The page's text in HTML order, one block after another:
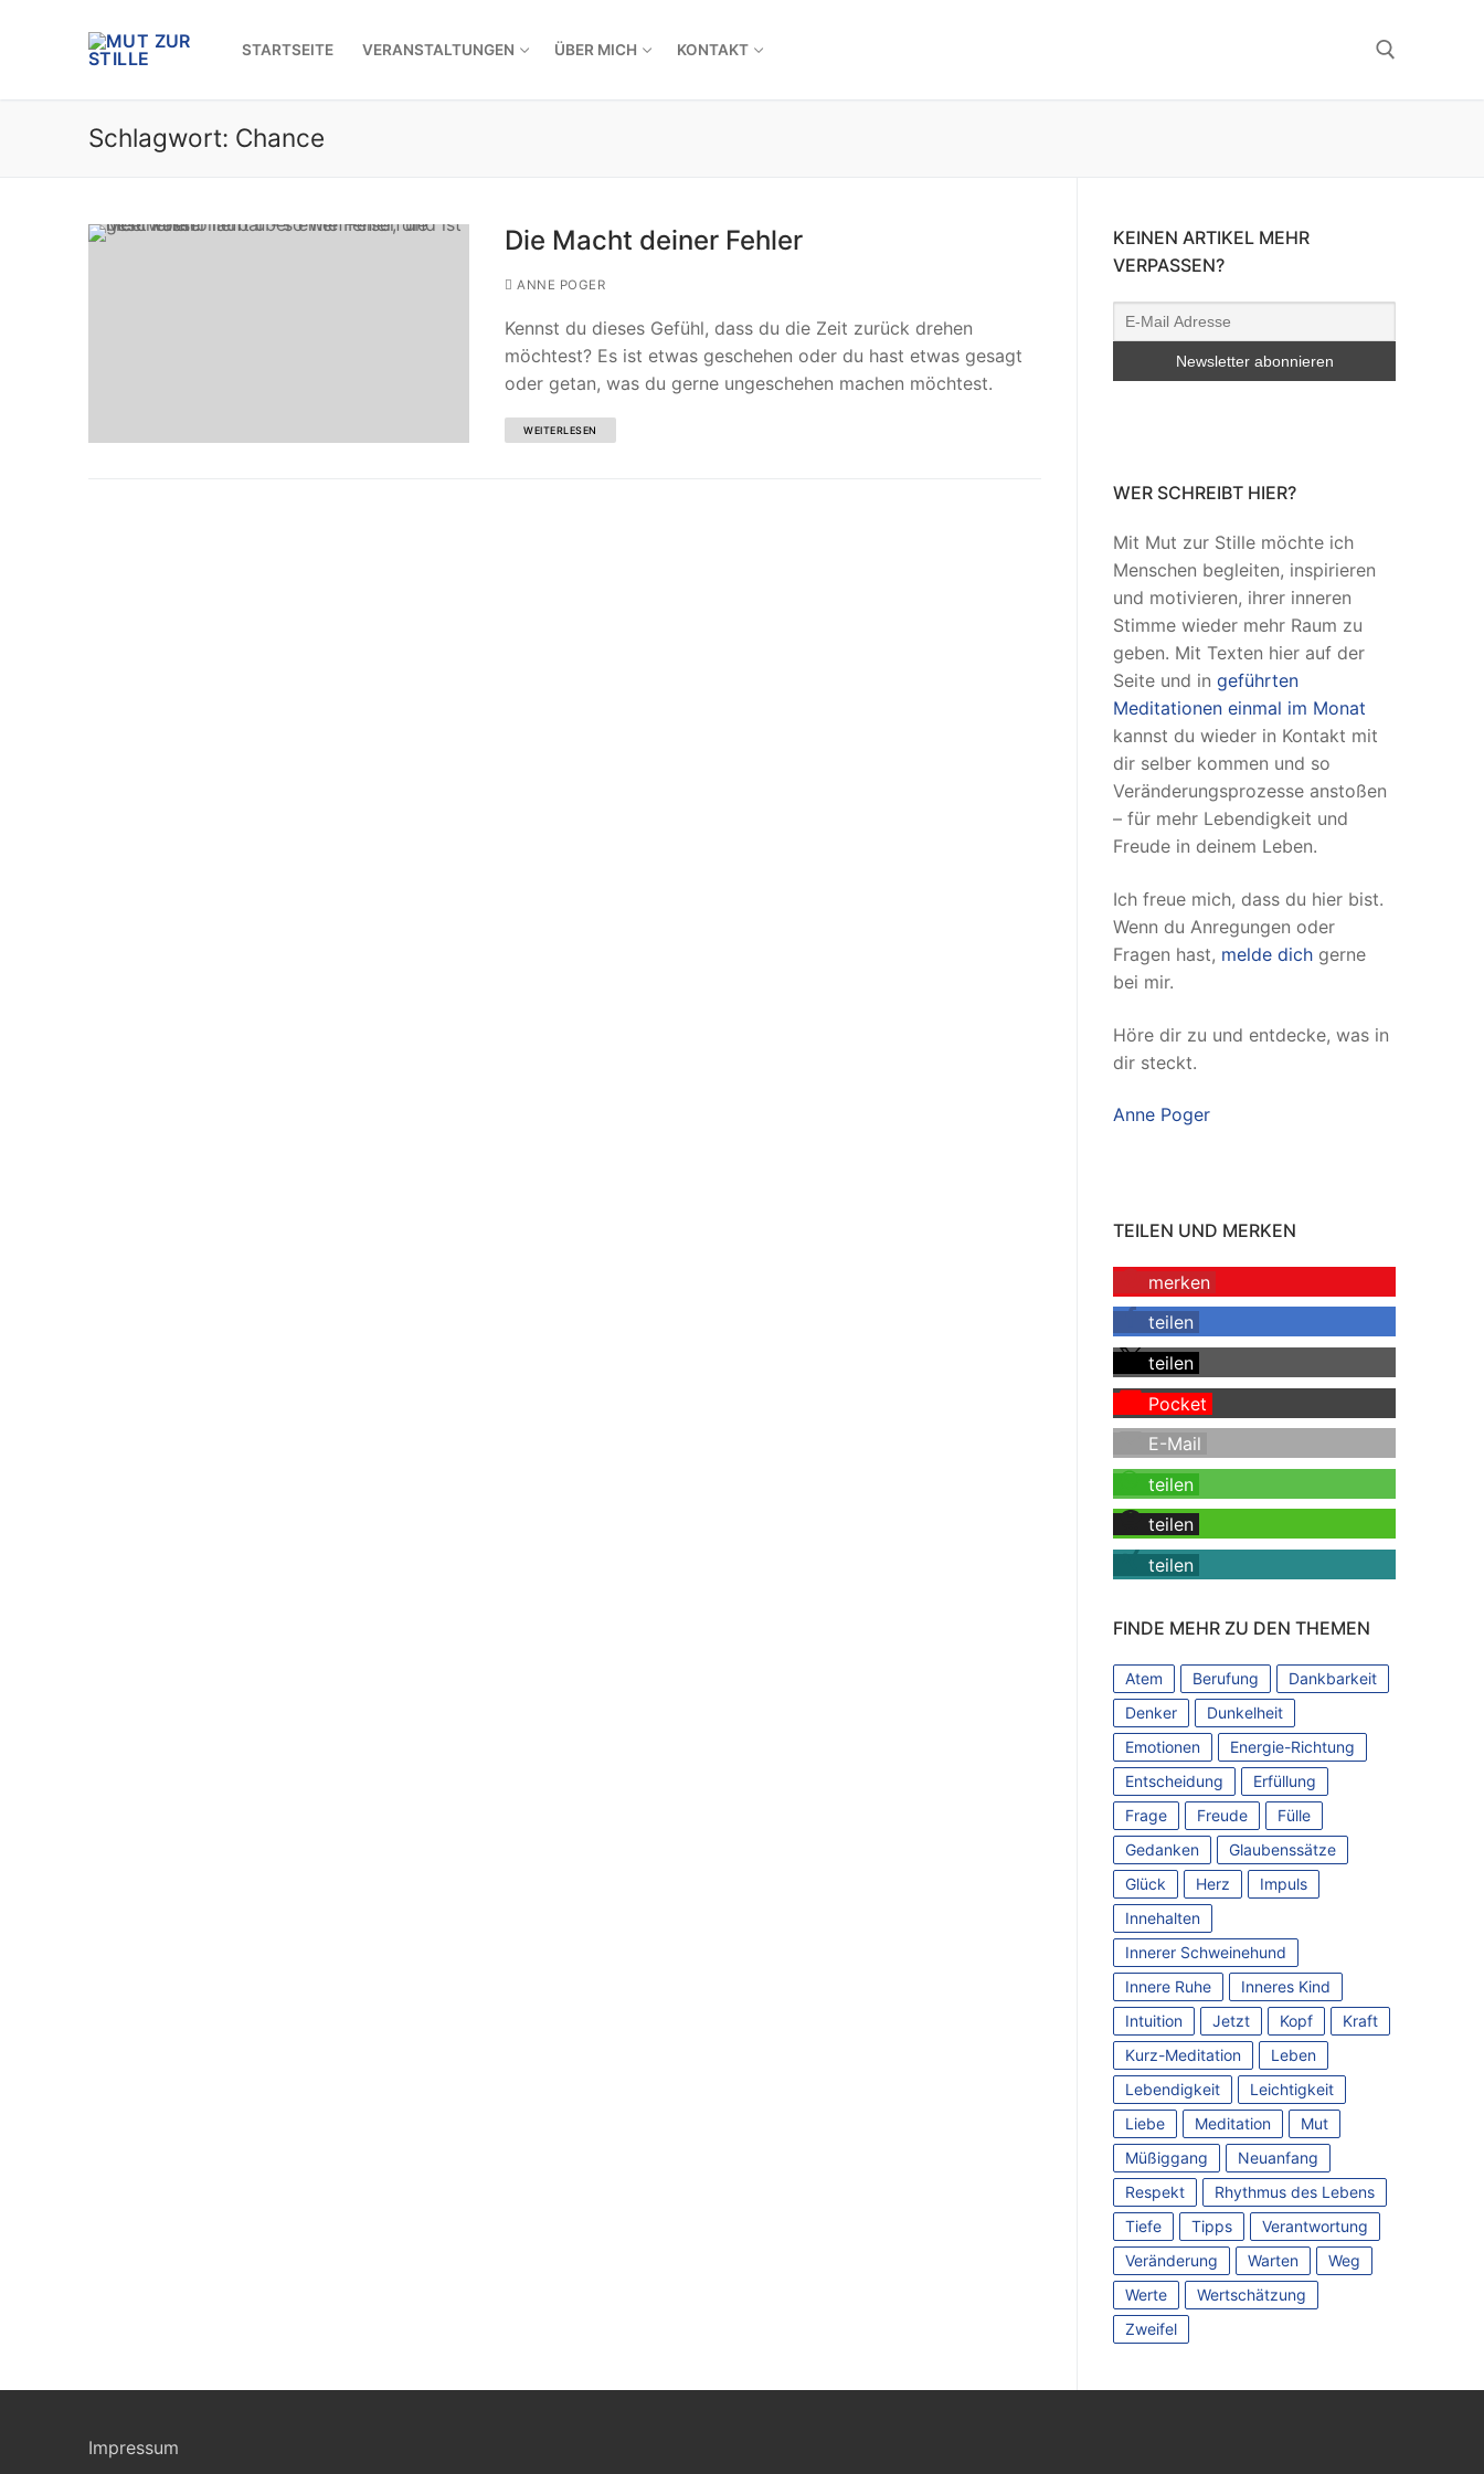
STARTSEITE VERANSTALTUNGEN ÜBER MICH KONTAKT
Schlagwort: Chance
Die Macht deiner Fehler
ANNE POGER
Kennst du dieses Gefühl, dass du die Zeit zurück drehen
möchtest? Es ist etwas geschehen oder du hast etwas gesagt
oder getan, was du gerne ungeschehen machen möchtest.
WEITERLESEN
KEINEN ARTIKEL MEHR
VERPASSEN?
WER SCHREIBT HIER?
Mit Mut zur Stille möchte ich
Menschen begleiten, inspirieren
und motivieren, ihrer inneren
Stimme wieder mehr Raum zu
geben. Mit Texten hier auf der
Seite und in geführten
Meditationen einmal im Monat
kannst du wieder in Kontakt mit
dir selber kommen und so
Veränderungsprozesse anstoßen
– für mehr Lebendigkeit und
Freude in deinem Leben.
Ich freue mich, dass du hier bist.
Wenn du Anregungen oder
Fragen hast, melde dich gerne
bei mir.
Höre dir zu und entdecke, was in
dir steckt.
Anne Poger
TEILEN UND MERKEN
merken
teilen
teilen
Pocket
E-Mail
teilen
teilen
teilen
FINDE MEHR ZU DEN THEMEN
Atem Berufung
Dankbarkeit
Denker
Dunkelheit
Emotionen
Energie-Richtung
Entscheidung
Erfüllung
Frage
Freude
Fülle
Gedanken
Glaubenssätze
Glück
Herz
Impuls
Innehalten
Innerer Schweinehund
Innere Ruhe
Inneres Kind
Intuition
Jetzt Kopf
Kraft
Kurz-Meditation
Leben
Lebendigkeit
Leichtigkeit
Liebe
Meditation
Mut
Müßiggang
Neuanfang
Respekt
Rhythmus des Lebens
Tiefe
Tipps
Verantwortung
Veränderung
Warten
Weg
Werte
Wertschätzung
Zweifel
Impressum